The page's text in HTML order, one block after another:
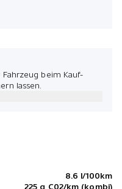
beim Kauf-
lassen.
8.6 l/100km
225 g C02/km (kombi)